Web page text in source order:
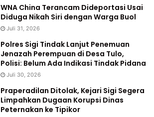
WNA China Terancam Dideportasi Usai
Diduga Nikah Siri dengan Warga Buol
Juli 31, 2026
Polres Sigi Tindak Lanjut Penemuan
Jenazah Perempuan di Desa Tulo,
Polisi: Belum Ada Indikasi Tindak Pidana
Juli 30, 2026
Praperadilan Ditolak, Kejari Sigi Segera
Limpahkan Dugaan Korupsi Dinas
Peternakan ke Tipikor